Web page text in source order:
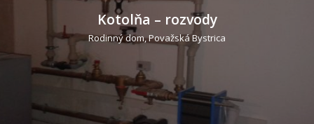
Kotolňa – rozvody
Rodinný dom, Považská Bystrica